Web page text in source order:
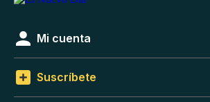
Mi cuenta
Suscríbete